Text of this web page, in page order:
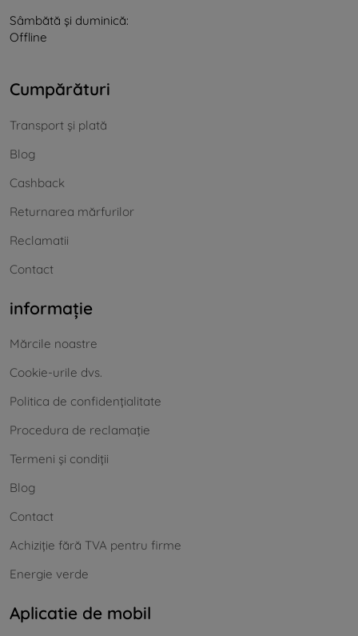
Sâmbătă și duminică:
Offline
Cumpărături
Transport și plată
Blog
Cashback
Returnarea mărfurilor
Reclamatii
Contact
informație
Mărcile noastre
Cookie-urile dvs.
Politica de confidențialitate
Procedura de reclamație
Termeni și condiții
Blog
Contact
Achiziție fără TVA pentru firme
Energie verde
Aplicatie de mobil